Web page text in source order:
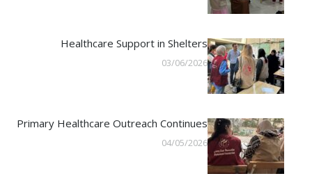
Healthcare Support in Shelters
03/06/2026
Primary Healthcare Outreach Continues
04/05/2026